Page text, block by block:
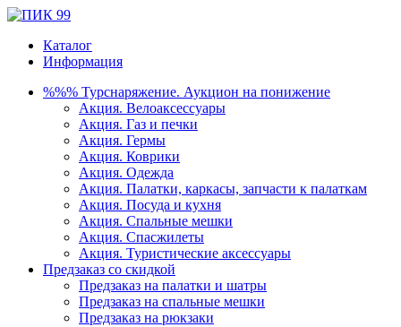
Каталог
Информация
%%% Турснаряжение. Аукцион на понижение
Акция. Велоаксессуары
Акция. Газ и печки
Акция. Гермы
Акция. Коврики
Акция. Одежда
Акция. Палатки, каркасы, запчасти к палаткам
Акция. Посуда и кухня
Акция. Спальные мешки
Акция. Спасжилеты
Акция. Туристические аксессуары
Предзаказ со скидкой
Предзаказ на палатки и шатры
Предзаказ на спальные мешки
Предзаказ на рюкзаки